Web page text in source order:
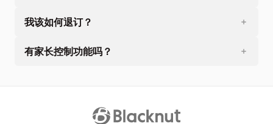
我该如何退订？
有家长控制功能吗？